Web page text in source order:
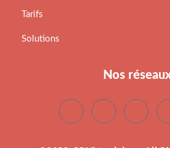
Tarifs
Solutions
Nos